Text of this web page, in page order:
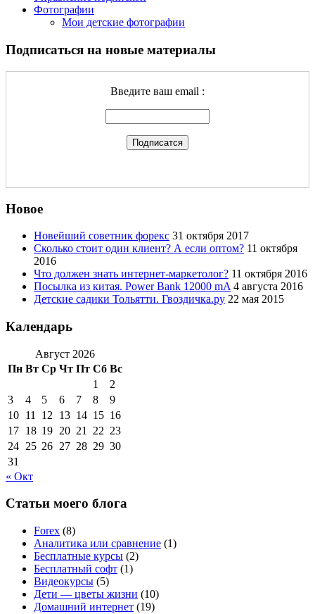
Фотографии
Мои детские фотографии
Подписаться на новые материалы
Введите ваш email :
Новое
Новейший советник форекс 31 октября 2017
Сколько стоит один клиент? А если оптом? 11 октября
2016
Что должен знать интернет-маркетолог? 11 октября 2016
Посылка из китая. Power Bank 12000 mA 4 августа 2016
Детские садики Тольятти. Гвоздичка.ру 22 мая 2015
Календарь
Август 2026
Пн Вт Ср Чт Пт Сб Вс
1
2
3
4 5 6 7 8
9
10 11 12 13 14 15 16
17 18 19 20 21 22 23
24 25 26 27 28 29 30
31
« Окт
Статьи моего блога
Forex (8)
Аналитика или сравнение (1)
Бесплатные курсы (2)
Бесплатный софт (1)
Видеокурсы (5)
Дети — цветы жизни (10)
Домашний интернет (19)